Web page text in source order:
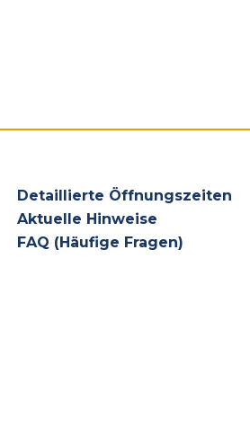
Detaillierte Öffnungszeiten
Aktuelle Hinweise
FAQ (Häufige Fragen)